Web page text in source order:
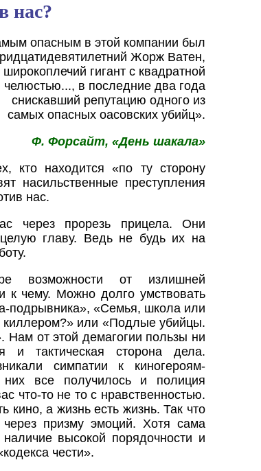
нас?
опасным в этой компании был
Жорж Ватен,
широкоплечий гигант с квадратной
челюстью..., в последние два года
снискавший репутацию одного из
самых опасных оасовских убийц».
Ф. Форсайт, «День шакала»
кто находится «по ту сторону
насильственные преступления
нас.
через прорезь прицела. Они
главу. Ведь не будь их на
возможности от излишней
к чему. Можно долго умствовать
подрывника», «Семья, школа или
киллером?» или «Подлые убийцы.
от этой демагогии пользы ни
и тактическая сторона дела.
симпатии к киногероям-
все получилось и полиция
что-то не то с нравственностью.
кино, а жизнь есть жизнь. Так что
призму эмоций. Хотя сама
высокой порядочности и
чести».